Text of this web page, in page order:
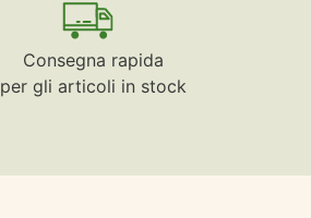
Consegna rapida
per gli articoli in stock